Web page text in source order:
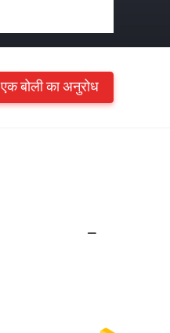
एक बोली का अनुरोध